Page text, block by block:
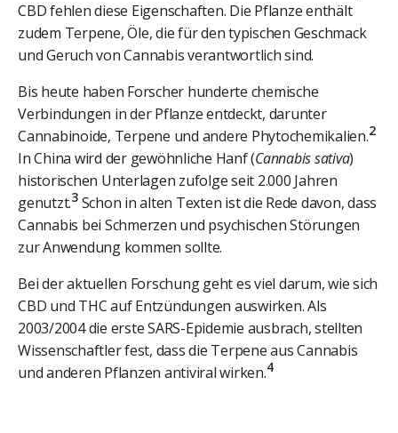
CBD fehlen diese Eigenschaften. Die Pflanze enthält
zudem Terpene, Öle, die für den typischen Geschmack
und Geruch von Cannabis verantwortlich sind.
Bis heute haben Forscher hunderte chemische
Verbindungen in der Pflanze entdeckt, darunter
Cannabinoide, Terpene und andere Phytochemikalien.2
In China wird der gewöhnliche Hanf (Cannabis sativa)
historischen Unterlagen zufolge seit 2.000 Jahren
genutzt.3Schon in alten Texten ist die Rede davon, dass
Cannabis bei Schmerzen und psychischen Störungen
zur Anwendung kommen sollte.
Bei der aktuellen Forschung geht es viel darum, wie sich
CBD und THC auf Entzündungen auswirken. Als
2003/2004 die erste SARS-Epidemie ausbrach, stellten
Wissenschaftler fest, dass die Terpene aus Cannabis
und anderen Pflanzen antiviral wirken.4